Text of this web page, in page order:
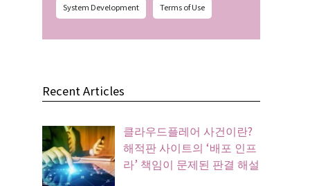
System Development Terms of Use
Recent Articles
클라우드플레어 사건이란?
해적판 사이트의 ‘배포 인프
라’ 책임이 문제된 판결 해설